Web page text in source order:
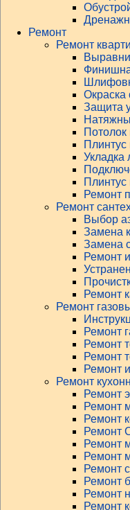
Ремонт
Ремонт
Окраска
Защита
Потолок
Укладка
Плинтус
Ремонт
Ремонт
Выбор
Замена
Замена
Ремонт
Ремонт
Ремонт
Ремонт
Ремонт
Ремонт
Ремонт
Ремонт
Ремонт
Ремонт
Ремонт
Ремонт
Ремонт
Ремонт
Ремонт
Ремонт
Ремонт
Ремонт